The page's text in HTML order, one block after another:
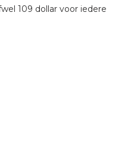
109 dollar voor iedere